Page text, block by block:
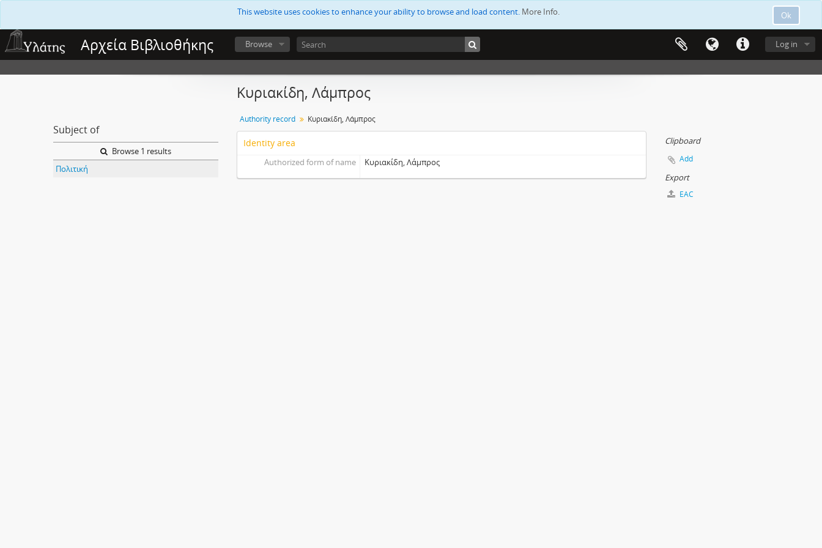
Ok
This website uses cookies to enhance your ability to browse and load content. More Info.
Αρχεία Βιβλιοθήκης Log in
Browse
Subject of
Browse 1 results
Πολιτική
Κυριακίδη, Λάμπρος
Authority record Κυριακίδη, Λάμπρος
Identity area
Authorized form of name Κυριακίδη, Λάμπρος
Clipboard
Add
Export
EAC